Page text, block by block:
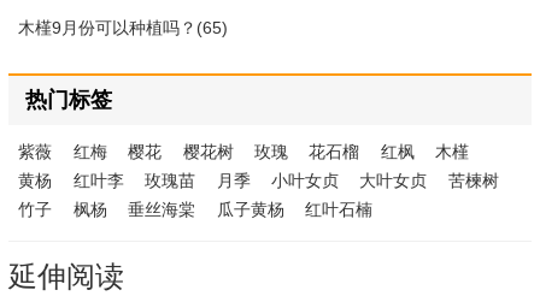
木槿9月份可以种植吗？(65)
热门标签
紫薇 红梅 樱花 樱花树 玫瑰 花石榴 红枫
木槿
黄杨
红叶李 玫瑰苗 月季 小叶女贞 大叶女贞
苦楝树
竹子
枫杨 垂丝海棠 瓜子黄杨 红叶石楠
延伸阅读